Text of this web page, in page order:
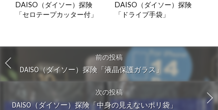
DAISO（ダイソー）探険
「セロテープカッター付」
DAISO（ダイソー）探険
「ドライブ手袋」
前の投稿
DAISO（ダイソー）探険「液晶保護ガラス」
次の投稿
DAISO（ダイソー）探険「中身の見えないポリ袋」